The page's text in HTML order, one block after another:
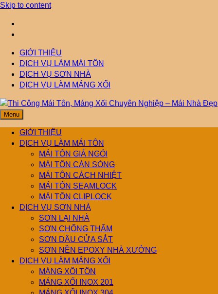
Skip to content
GIỚI THIỆU
DỊCH VỤ LÀM MÁI TÔN
DỊCH VỤ SƠN NHÀ
DỊCH VỤ LÀM MÁNG XỐI
Thi Công Mái Tôn,
Máng Xối Chuyên
Nghiệp – Mái Nhà
Đẹp
Mái Nhà Đẹp chuyên làm mái tôn, máng xối chống thấm, thoát
nước hiệu quả. Đội ngũ lành nghề – bảo hành dài hạn – tư vấn
miễn phí.
Menu
GIỚI THIỆU
DỊCH VỤ LÀM MÁI TÔN
MÁI TÔN GIẢ NGÓI
MÁI TÔN CÁN SÓNG
MÁI TÔN CÁCH NHIỆT
MÁI TÔN SEAMLOCK
MÁI TÔN CLIPLOCK
DỊCH VỤ SƠN NHÀ
SƠN LẠI NHÀ
SƠN CHỐNG THẤM
SƠN DẦU CỬA SẮT
SƠN NỀN EPOXY NHÀ XƯỞNG
DỊCH VỤ LÀM MÁNG XỐI
MÁNG XỐI TÔN
MÁNG XỐI INOX 201